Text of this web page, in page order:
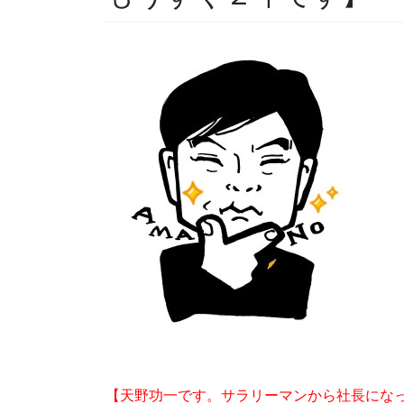
【天野功一です。サラリーマンから社長にな